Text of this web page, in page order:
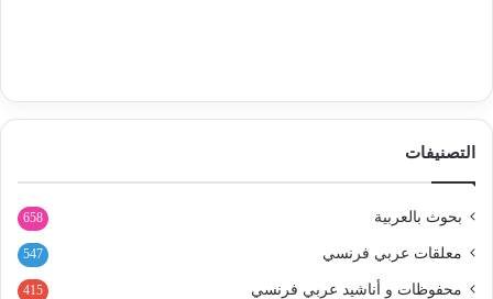
التصنيفات
بحوث بالعربية 658
معلقات عربي فرنسي 547
محفوظات و أناشيد عربي فرنسي 415